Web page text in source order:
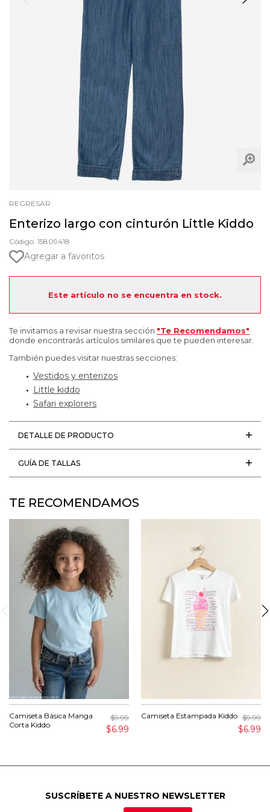
REGRESAR
Enterizo largo con cinturón Little Kiddo
Código: 15809418
Agregar a favoritos
Este artículo no se encuentra en stock.
Te invitamos a revisar nuestra sección "Te Recomendamos"
donde encontrarás artículos similares que te pueden interesar.
También puedes visitar nuestras secciones:
Vestidos y enterizos
Little kiddo
Safari explorers
DETALLE DE PRODUCTO
GUÍA DE TALLAS
TE RECOMENDAMOS
Camiseta Básica Manga
Corta Kiddo
$9.99
$6.99
Camiseta Estampada Kiddo $9.99
$6.99
SUSCRÍBETE A NUESTRO NEWSLETTER